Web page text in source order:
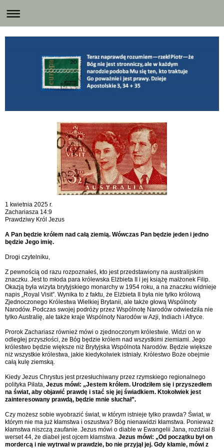
1 kwietnia 2025 r.
Zachariasza 14:9
Prawdziwy Król Jezus
A Pan będzie królem nad całą ziemią. Wówczas Pan będzie jeden i jedno
będzie Jego imię.
Drogi czytelniku,
Z pewnością od razu rozpoznałeś, kto jest przedstawiony na australijskim
znaczku. Jest to młoda para królewska Elżbieta II i jej książę małżonek Filip.
Okazją była wizyta brytyjskiego monarchy w 1954 roku, a na znaczku widnieje
napis „Royal Visit”. Wynika to z faktu, że Elżbieta II była nie tylko królową
Zjednoczonego Królestwa Wielkiej Brytanii, ale także głową Wspólnoty
Narodów. Podczas swojej podróży przez Wspólnotę Narodów odwiedziła nie
tylko Australię, ale także kraje Wspólnoty Narodów w Azji, Indiach i Afryce.
Prorok Zachariasz również mówi o zjednoczonym królestwie. Widzi on w
odległej przyszłości, że Bóg będzie królem nad wszystkimi ziemiami. Jego
królestwo będzie większe niż Brytyjska Wspólnota Narodów. Będzie większe
niż wszystkie królestwa, jakie kiedykolwiek istniały. Królestwo Boże obejmie
całą kulę ziemską.
Kiedy Jezus Chrystus jest przesłuchiwany przez rzymskiego regionalnego
polityka Piłata, Jezus mówi: „Jestem królem. Urodziłem się i przyszedłem
na świat, aby objawić prawdę i stać się jej świadkiem. Ktokolwiek jest
zainteresowany prawdą, będzie mnie słuchał”.
Czy możesz sobie wyobrazić świat, w którym istnieje tylko prawda? Świat, w
którym nie ma już kłamstwa i oszustwa? Bóg nienawidzi kłamstwa. Ponieważ
kłamstwa niszczą zaufanie. Jezus mówi o diable w Ewangelii Jana, rozdział 8
werset 44, że diabeł jest ojcem kłamstwa. Jezus mówi: „Od początku był on
mordercą i nie wytrwał w prawdzie, bo nie przyjął jej. Gdy kłamie, mówi z